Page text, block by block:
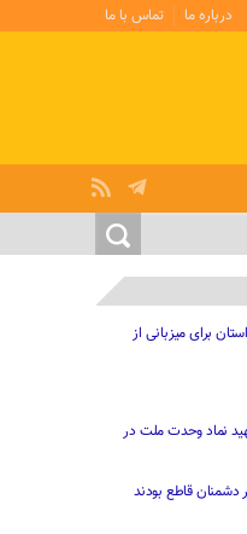
درباره ما تماس با ما
برای میزبانی از
نماد وحدت ملت در
دشمنان قاطع بودند